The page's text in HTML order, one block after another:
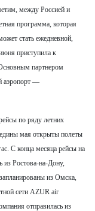
между Россией и
программа, которая
стать ежедневной,
приступила к
партнером
аэропорт —
по ряду летних
мая открыты полеты
С конца месяца рейсы на
из Ростова-на-Дону,
из Омска,
сети AZUR air
отправилась из